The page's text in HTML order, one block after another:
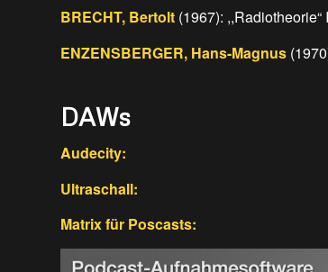
BRECHT, Bertolt (1967):
ENZENSBERGER, Hans-Magnus
DAWs
Audecity:
Ultraschall:
Matrix für Poscasts: